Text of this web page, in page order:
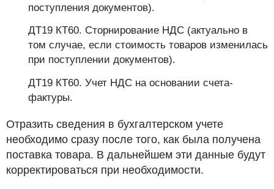
поступления документов).
ДТ19 КТ60. Сторнирование НДС (актуально в
том случае, если стоимость товаров изменилась
при поступлении документов).
ДТ19 КТ60. Учет НДС на основании счета-
фактуры.
Отразить сведения в бухгалтерском учете
необходимо сразу после того, как была получена
поставка товара. В дальнейшем эти данные будут
корректироваться при необходимости.